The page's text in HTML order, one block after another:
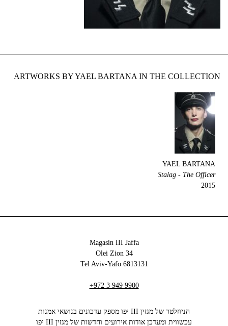
ARTWORKS BY YAEL BARTANA IN THE COLLECTION
YAEL BARTANA
Stalag - The Officer
2015
Magasin III Jaffa
34 Olei Zion
6813131 Tel Aviv-Yafo
+972 3 949 9900
הניוזלטר של מגזין III יפו מספק עדכונים בנושאי אמנות
עכשווית ומעדכן אודות אירועים וחדשות של מגזין III יפו‬